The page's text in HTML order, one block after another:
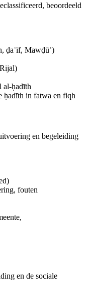
beoordeeld
ḍaʿīf, Mawḍūʿ)
al‑ḥadīth
ḥadīth in fatwa en fiqh
en begeleiding
fouten
en de sociale